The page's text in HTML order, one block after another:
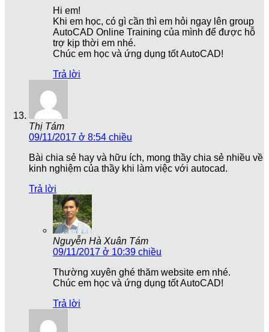
Hi em!
Khi em học, có gì cần thì em hỏi ngay lên group
AutoCAD Online Training của mình để được hỗ
trợ kịp thời em nhé.
Chúc em học và ứng dụng tốt AutoCAD!
Trả lời
Thị Tám
09/11/2017 ở 8:54 chiều
Bài chia sẻ hay và hữu ích, mong thầy chia sẻ nhiều về
kinh nghiệm của thầy khi làm việc với autocad.
Trả lời
Nguyễn Hà Xuân Tám
09/11/2017 ở 10:39 chiều
Thường xuyên ghé thăm website em nhé.
Chúc em học và ứng dụng tốt AutoCAD!
Trả lời